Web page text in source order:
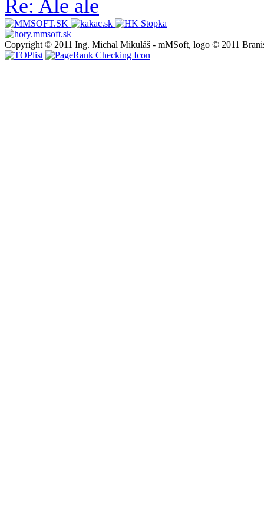
Re: Ale ale
Copyright © 2011 Ing. Michal Mikuláš - mMSoft, logo © 2011